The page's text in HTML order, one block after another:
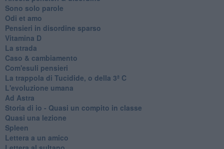
Sono solo parole
Odi et amo
Pensieri in disordine sparso
Vitamina D
La strada
Caso & cambiamento
Com'esuli pensieri
La trappola di Tucidide, o della 3ª C
L'evoluzione umana
Ad Astra
Storia di io - Quasi un compito in classe
Quasi una lezione
Spleen
Lettera a un amico